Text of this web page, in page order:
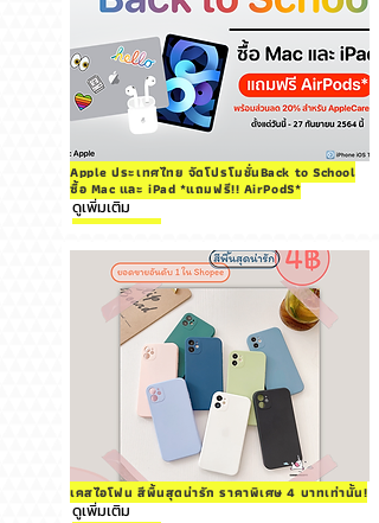
Apple ประเทศไทย จัดโปรโมชั่นBack to School
ซื้อ Mac และ iPad *แถมฟรี!! AirPodS*
ดูเพิ่มเติม
เคสไอโฟน สีพื้นสุดน่ารัก ราคาพิเศษ 4 บาทเท่านั้น!
ดูเพิ่มเติม